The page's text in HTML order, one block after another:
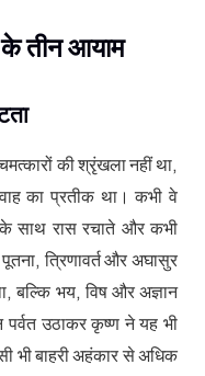
तीन आयाम
की श्रृंखला नहीं था,
का प्रतीक था। कभी वे
के साथ रास रचाते और कभी
त्रिणावर्त और अघासुर
बल्कि भय, विष और अज्ञान
उठाकर कृष्ण ने यह भी
भी बाहरी अहंकार से अधिक